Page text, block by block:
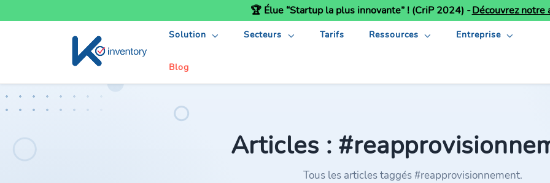
🏆 Élue “Startup la plus innovante” ! (CriP 2024) -Découvrez notre
Solution Secteurs Tarifs Ressources Entreprise
Blog
Articles :
Tous les articles taggés #reapprovisionnement.